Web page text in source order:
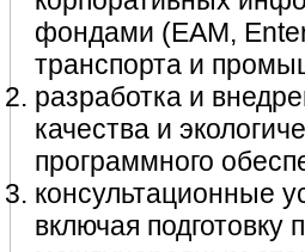
фондами (EAM,
транспорта и
разработка и
качества и
программного
консультационные
включая подготовку